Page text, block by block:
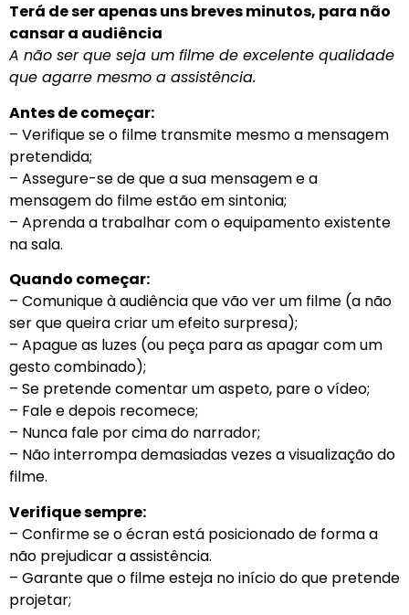
Terá de ser apenas uns breves minutos, para não
cansar a audiência
A não ser que seja um filme de excelente qualidade
que agarre mesmo a assistência.
Antes de começar:
– Verifique se o filme transmite mesmo a mensagem
pretendida;
– Assegure-se de que a sua mensagem e a
mensagem do filme estão em sintonia;
– Aprenda a trabalhar com o equipamento existente
na sala.
Quando começar:
– Comunique à audiência que vão ver um filme (a não
ser que queira criar um efeito surpresa);
– Apague as luzes (ou peça para as apagar com um
gesto combinado);
– Se pretende comentar um aspeto, pare o vídeo;
– Fale e depois recomece;
– Nunca fale por cima do narrador;
– Não interrompa demasiadas vezes a visualização do
filme.
Verifique sempre:
– Confirme se o écran está posicionado de forma a
não prejudicar a assistência.
– Garante que o filme esteja no início do que pretende
projetar;